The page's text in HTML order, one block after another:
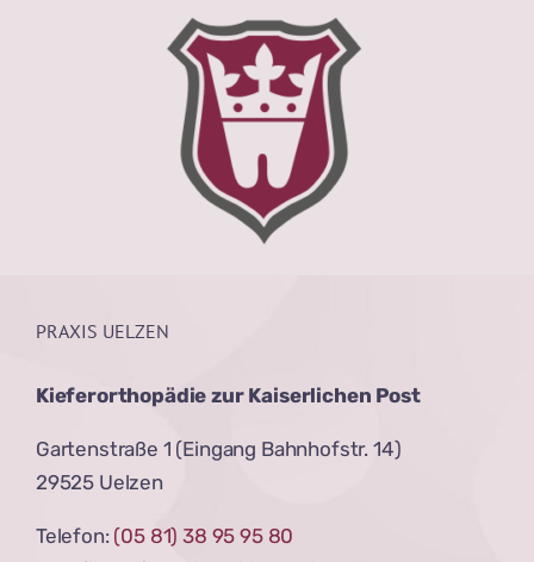
PRAXIS UELZEN
Kieferorthopädie zur Kaiserlichen Post
Gartenstraße 1 (Eingang Bahnhofstr. 14)
29525 Uelzen
Telefon: (05 81) 38 95 95 80